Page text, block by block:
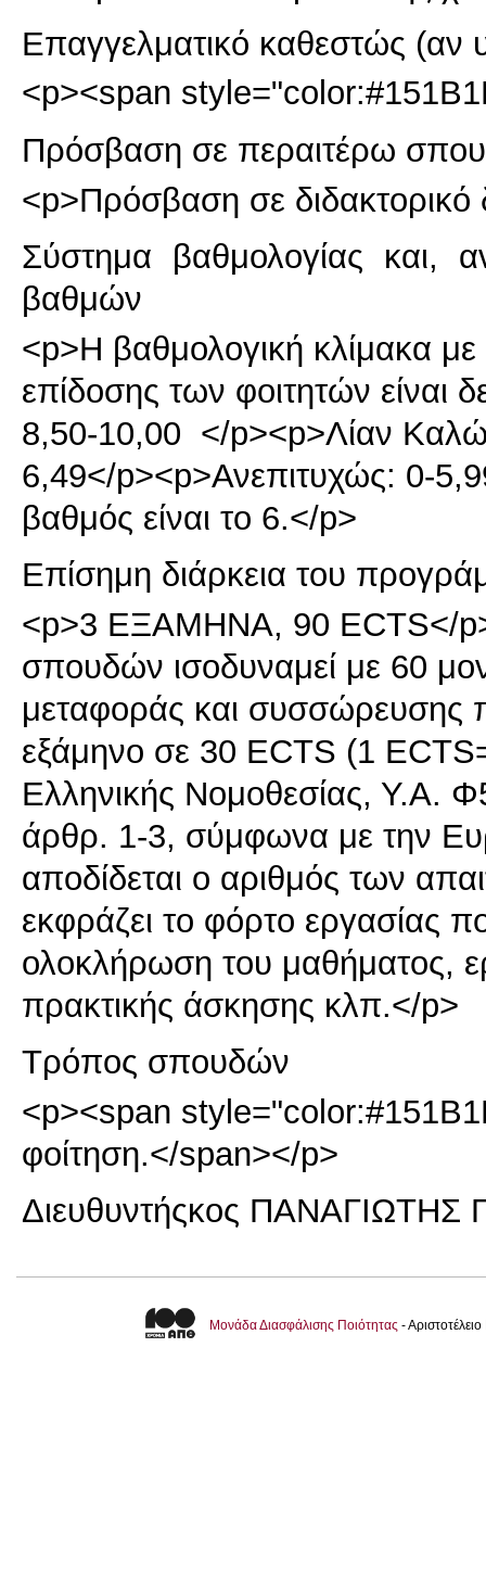
Επαγγελματικό καθεστώς (αν
<p><span
Πρόσβαση σε περαιτέρω
<p>Πρόσβαση σε
Σύστημα βαθμολογίας και,
βαθμών
<p>Η βαθμολογική κλίμακα με
επίδοσης των φοιτητών είναι
8,50-10,00 </p><p>Λίαν
6,49</p><p>Ανεπιτυχώς: 0-
βαθμός είναι το 6.</p>
Επίσημη διάρκεια του
<p>3 ΕΞΑΜΗΝΑ, 90 ECTS</
σπουδών ισοδυναμεί με 60
μεταφοράς και συσσώρευσης
εξάμηνο σε 30 ECTS (1
Ελληνικής Νομοθεσίας,
άρθρ. 1-3, σύμφωνα με την
αποδίδεται ο αριθμός των
εκφράζει το φόρτο εργασίας
ολοκλήρωση του μαθήματος,
πρακτικής άσκησης κλπ.</p>
Τρόπος σπουδών
<p><span
φοίτηση.</span></p>
Διευθυντήςκος ΠΑΝΑΓΙΩΤΗΣ
Μονάδα Διασφάλισης Ποιότητας -